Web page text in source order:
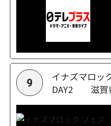
9
イナズマロッ
DAY2 滋賀